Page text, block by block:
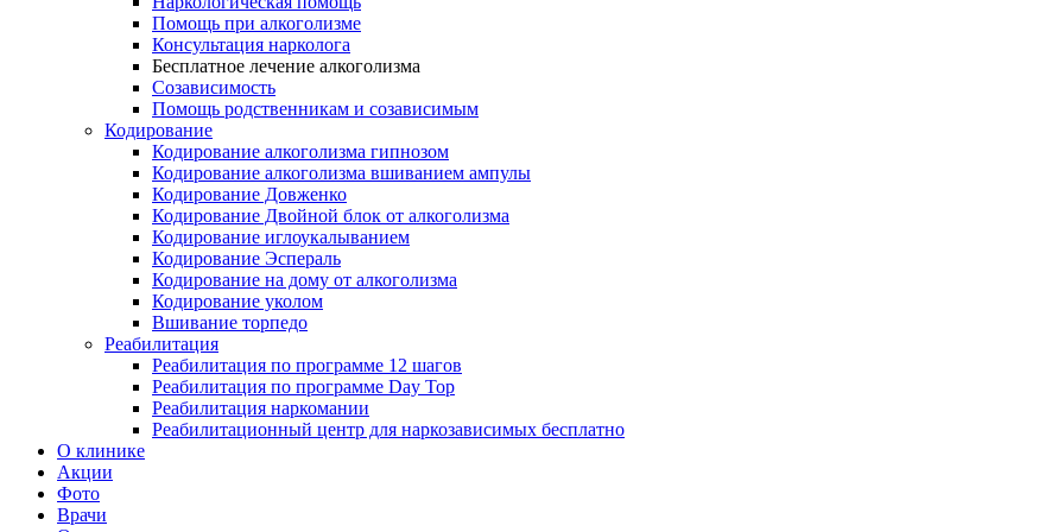
Помощь при алкоголизме
Консультация нарколога
Бесплатное лечение алкоголизма
Созависимость
Помощь родственникам и созависимым
Кодирование
Кодирование алкоголизма гипнозом
Кодирование алкоголизма вшиванием ампулы
Кодирование Довженко
Кодирование Двойной блок от алкоголизма
Кодирование иглоукалыванием
Кодирование Эспераль
Кодирование на дому от алкоголизма
Кодирование уколом
Вшивание торпедо
Реабилитация
Реабилитация по программе 12 шагов
Реабилитация по программе Day Top
Реабилитация наркомании
Реабилитационный центр для наркозависимых бесплатно
О клинике
Акции
Фото
Врачи